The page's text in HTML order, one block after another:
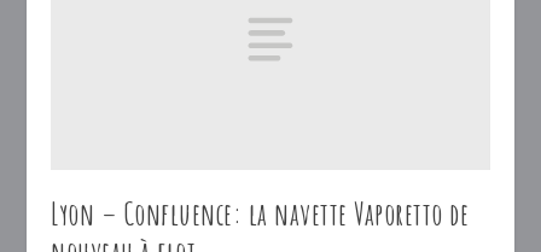
Lyon – Confluence: la navette Vaporetto de